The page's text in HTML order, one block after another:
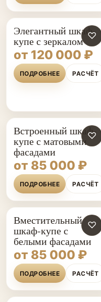
♡
Элегантный шкаф-
купе с зеркалом
от 120 000 ₽
ПОДРОБНЕЕ РАСЧЁТ
♡
Встроенный шкаф-
купе с матовыми
фасадами
от 85 000 ₽
ПОДРОБНЕЕ РАСЧЁТ
♡
Вместительный
шкаф-купе с
белыми фасадами
от 85 000 ₽
ПОДРОБНЕЕ РАСЧЁТ